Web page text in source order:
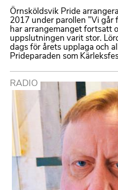
Örnsköldsvik Pride
2017 under parollen ”Vi går
har arrangemanget fortsatt
uppslutningen varit stor.
dags för årets upplaga och
Prideparaden som
RADIO